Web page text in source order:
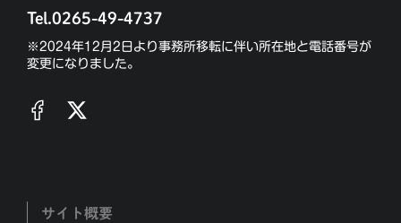
Tel.0265-49-4737
※2024年12月2日より事務所移転に伴い所在地と電話番号が
変更になりました。
サイト概要